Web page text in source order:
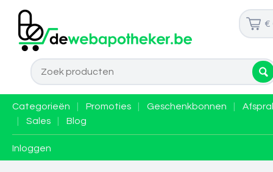
€
Categorieën Promoties Geschenkbonnen
Sales Blog
Inloggen